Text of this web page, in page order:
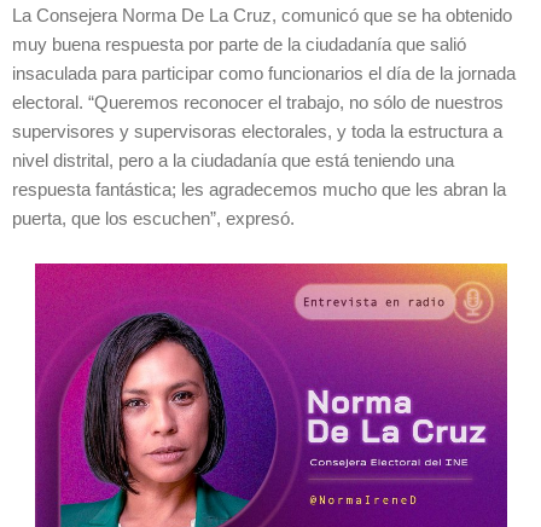
La Consejera Norma De La Cruz, comunicó que se ha obtenido
muy buena respuesta por parte de la ciudadanía que salió
insaculada para participar como funcionarios el día de la jornada
electoral. “Queremos reconocer el trabajo, no sólo de nuestros
supervisores y supervisoras electorales, y toda la estructura a
nivel distrital, pero a la ciudadanía que está teniendo una
respuesta fantástica; les agradecemos mucho que les abran la
puerta, que los escuchen”, expresó.